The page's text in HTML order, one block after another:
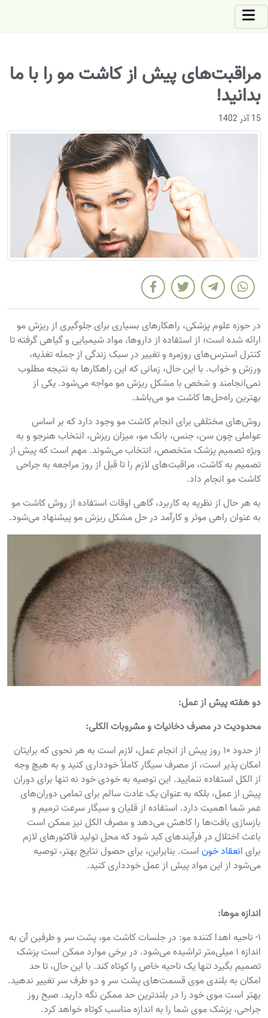
مراقبت‌های پیش از کاشت مو را با ما
بدانید!
15 آذر 1402
در حوزه علوم پزشکی، راهکارهای بسیاری برای جلوگیری از ریزش مو
ارائه شده است؛ از استفاده از داروها، مواد شیمیایی و گیاهی گرفته تا
کنترل استرس‌های روزمره و تغییر در سبک زندگی از جمله تغذیه،
ورزش و خواب. با این حال، زمانی که این راهکارها به نتیجه مطلوب
نمی‌انجامند و شخص با مشکل ریزش مو مواجه می‌شود. یکی از
بهترین راه‌حل‌ها کاشت مو می‌باشد.
روش‌های مختلفی برای انجام کاشت مو وجود دارد که بر اساس
عواملی چون سن، جنس، بانک مو، میزان ریزش، انتخاب هنرجو و به
ویژه تصمیم پزشک متخصص، انتخاب می‌شوند. مهم است که پیش از
تصمیم به کاشت، مراقبت‌های لازم را تا قبل از روز مراجعه به جراحی
کاشت مو انجام داد.
به هر حال از نظریه به کاربرد، گاهی اوقات استفاده از روش کاشت مو
به عنوان راهی موثر و کارآمد در حل مشکل ریزش مو پیشنهاد می‌شود.
دو هفته پیش از عمل:
محدودیت در مصرف دخانیات و مشروبات الکلی:
از حدود ۱۰ روز پیش از انجام عمل، لازم است به هر نحوی که برایتان
امکان پذیر است، از مصرف سیگار کاملاً خودداری کنید و به هیچ وجه
از الکل استفاده ننمایید. این توصیه به خودی خود نه تنها برای دوران
پیش از عمل، بلکه به عنوان یک عادت سالم برای تمامی دوران‌های
عمر شما اهمیت دارد. استفاده از قلیان و سیگار سرعت ترمیم و
بازسازی بافت‌ها را کاهش می‌دهد و مصرف الکل نیز ممکن است
باعث اختلال در فرآیندهای کبد شود که محل تولید فاکتورهای لازم
برایانعقاد خوناست. بنابراین، برای حصول نتایج بهتر، توصیه
می‌شود از این مواد پیش از عمل خودداری کنید.
اندازه موها:
۱- ناحیه اهدا کننده مو: در جلسات کاشت مو، پشت سر و طرفین آن به
اندازه ۱ میلی‌متر تراشیده می‌شود. در برخی موارد ممکن است پزشک
تصمیم بگیرد تنها یک ناحیه خاص را کوتاه کند. با این حال، تا حد
امکان به بلندی موی قسمت‌های پشت سر و دو طرف سر تغییر ندهید.
بهتر است موی خود را در بلندترین حد ممکن نگه دارید. صبح روز
جراحی، پزشک موی شما را به اندازه مناسب کوتاه خواهد کرد.